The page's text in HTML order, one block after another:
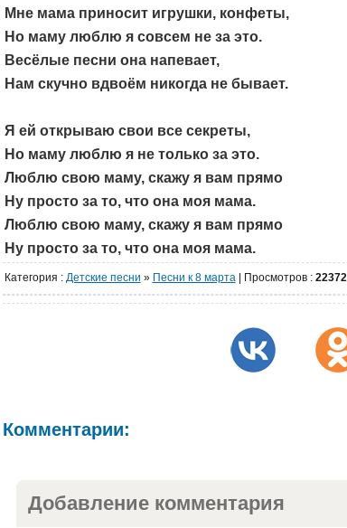
Мне мама приносит игрушки, конфеты,
Но маму люблю я совсем не за это.
Весёлые песни она напевает,
Нам скучно вдвоём никогда не бывает.
Я ей открываю свои все секреты,
Но маму люблю я не только за это.
Люблю свою маму, скажу я вам прямо
Ну просто за то, что она моя мама.
Люблю свою маму, скажу я вам прямо
Ну просто за то, что она моя мама.
Категория : Детские песни » Песни к 8 марта | Просмотров : 22372
Комментарии:
Добавление комментария